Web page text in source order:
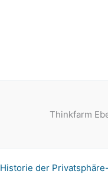
Thinkfarm
Historie der